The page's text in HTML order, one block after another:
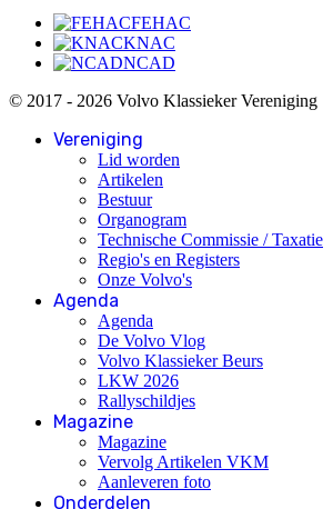
FEHAC
KNAC
NCAD
© 2017 - 2026 Volvo Klassieker Vereniging
Vereniging
Lid worden
Artikelen
Bestuur
Organogram
Technische Commissie / Taxatie
Regio's en Registers
Onze Volvo's
Agenda
Agenda
De Volvo Vlog
Volvo Klassieker Beurs
LKW 2026
Rallyschildjes
Magazine
Magazine
Vervolg Artikelen VKM
Aanleveren foto
Onderdelen